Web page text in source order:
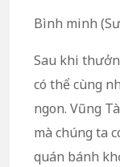
Bình minh
Sau khi
có thể cùng
ngon. Vũng
mà chúng ta
quán bánh